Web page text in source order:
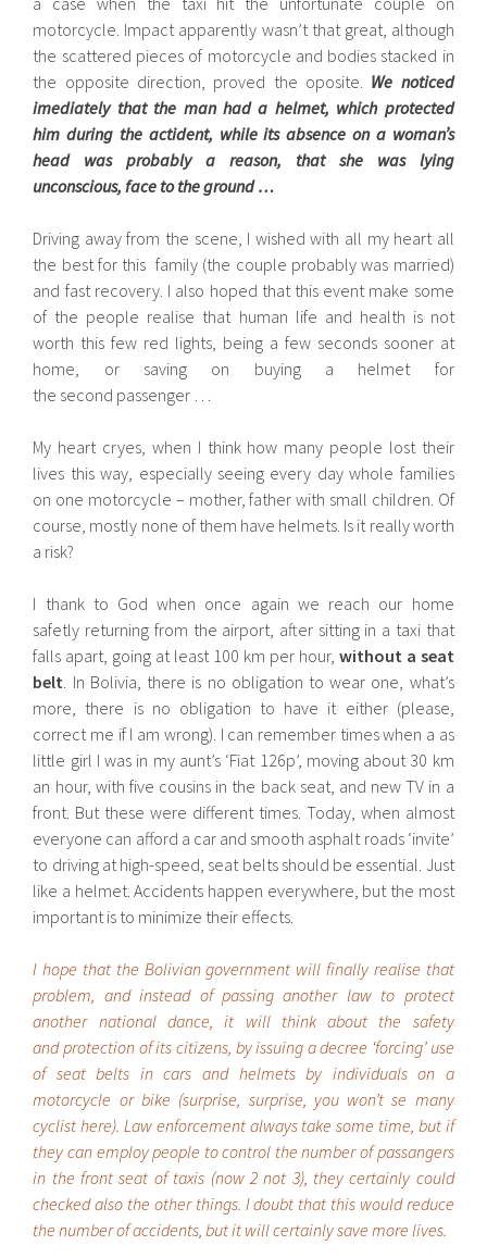
motorcycle. Impact apparently wasn’t that great, although
the scattered pieces of motorcycle and bodies stacked in
the opposite direction, proved the oposite. We noticed
imediately that the man had a helmet, which protected
him during the actident, while its absence on a woman’s
head was probably a reason, that she was lying
unconscious, face to the ground …
Driving away from the scene, I wished with all my heart all
the best for this family (the couple probably was married)
and fast recovery. I also hoped that this event make some
of the people realise that human life and health is not
worth this few red lights, being a few seconds sooner at
home, or saving on buying a helmet for
the second passenger …
My heart cryes, when I think how many people lost their
lives this way, especially seeing every day whole families
on one motorcycle – mother, father with small children. Of
course, mostly none of them have helmets. Is it really worth
a risk?
I thank to God when once again we reach our home
safetly returning from the airport, after sitting in a taxi that
falls apart, going at least 100 km per hour, without a seat
belt. In Bolivia, there is no obligation to wear one, what’s
more, there is no obligation to have it either (please,
correct me if I am wrong). I can remember times when a as
little girl I was in my aunt’s ‘Fiat 126p’, moving about 30 km
an hour, with five cousins ​​in the back seat, and new TV in a
front. But these were different times. Today, when almost
everyone can afford a car and smooth asphalt roads ‘invite’
to driving at high-speed, seat belts should be essential. Just
like a helmet. Accidents happen everywhere, but the most
important is to minimize their effects.
I hope that the Bolivian government will finally realise that
problem, and instead of passing another law to protect
another national dance, it will think about the safety
and protection of its citizens, by issuing a decree ‘forcing’ use
of seat belts in cars and helmets by individuals on a
motorcycle or bike (surprise, surprise, you won’t se many
cyclist here). Law enforcement always take some time, but if
they can employ people to control the number of passangers
in the front seat of taxis (now 2 not 3), they certainly could
checked also the other things. I doubt that this would reduce
the number of accidents, but it will certainly save more lives.